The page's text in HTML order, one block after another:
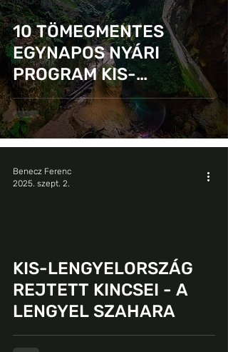
CSALÁD
GASZTRO
PROGRAM
VIDEÓ
10 TÖMEGMENTES
EGYNAPOS NYÁRI
PROGRAM KIS-
LENGYELORSZÁGI
UTAZÁSHOZ
KIS-LENGYELORSZÁG
REJTETT KINCSEI - A
LENGYEL SZAHARA
Benecz Ferenc
2025. szept. 2.